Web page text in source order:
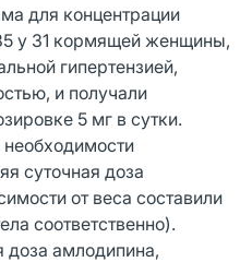
для концентрации
у 31 кормящей женщины,
гипертензией,
и получали
5 мг в сутки.
суточная доза
от веса составили
соответственно).
доза амлодипина,